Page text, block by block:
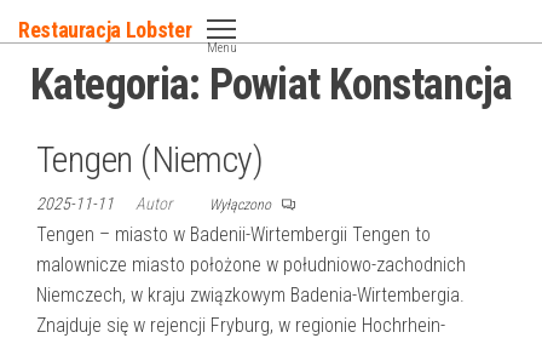
do
treści
Restauracja Lobster
Menu
Kategoria: Powiat Konstancja
Tengen (Niemcy)
2025-11-11 Autor Wyłączono
Tengen – miasto w Badenii-Wirtembergii Tengen to
malownicze miasto położone w południowo-zachodnich
Niemczech, w kraju związkowym Badenia-Wirtembergia.
Znajduje się w rejencji Fryburg, w regionie Hochrhein-